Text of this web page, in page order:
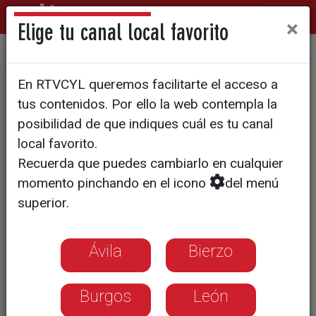
Segoviup, un encuentro de
innovación y emprendimiento
Elige tu canal local favorito ×
En RTVCYL queremos facilitarte el acceso a
tus contenidos. Por ello la web contempla la
posibilidad de que indiques cuál es tu canal
local favorito.
Recuerda que puedes cambiarlo en cualquier
momento pinchando en el icono
del menú
superior.
Ávila Bierzo
Burgos León